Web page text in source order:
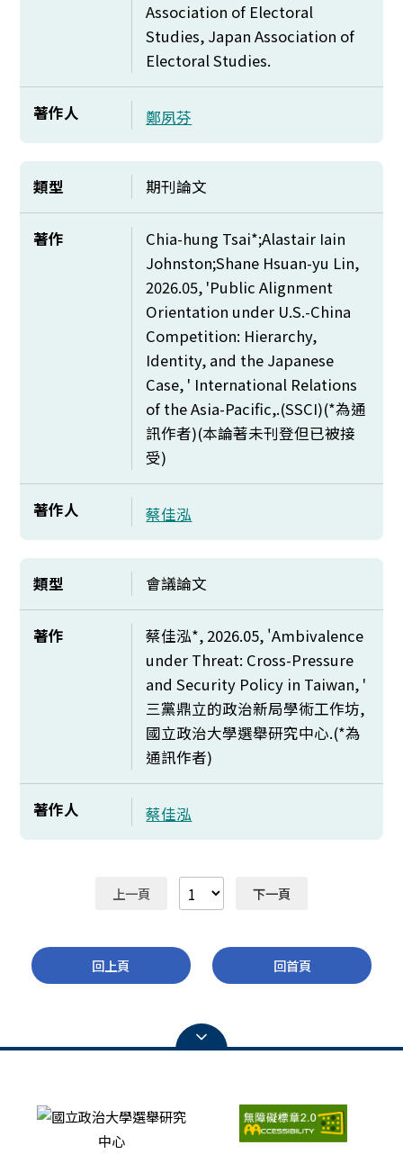
Association of Electoral
Studies, Japan Association of
Electoral Studies.
著作人 鄭夙芬
類型 期刊論文
著作
Chia-hung Tsai*;Alastair Iain
Johnston;Shane Hsuan-yu Lin,
2026.05, 'Public Alignment
Orientation under U.S.-China
Competition: Hierarchy,
Identity, and the Japanese
Case, ' International Relations
of the Asia-Pacific,.(SSCI)(*為通
訊作者)(本論著未刊登但已被接
受)
著作人 蔡佳泓
類型 會議論文
著作 蔡佳泓*, 2026.05, 'Ambivalence
under Threat: Cross-Pressure
and Security Policy in Taiwan, '
三黨鼎立的政治新局學術工作坊,
國立政治大學選舉研究中心.(*為
通訊作者)
著作人 蔡佳泓
上一頁 下一頁
回上頁 回首頁